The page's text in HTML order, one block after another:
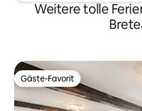
Weitere tolle
Gäste-Favorit
Gäste-Favorit